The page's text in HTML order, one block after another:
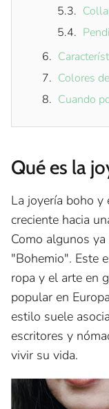
Colores
Cuando
Qué es la
La joyería boho
creciente hacia
Como algunos
"Bohemio". Este
ropa y el arte en
popular en
estilo suele
escritores y
vivir su vida.